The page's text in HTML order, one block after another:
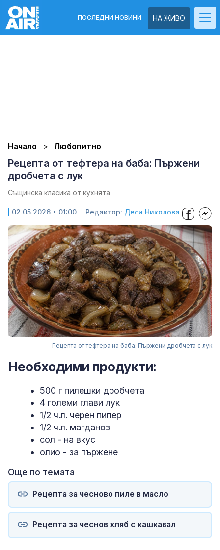
НА ЖИВО
ПОСЛЕДНИ НОВИНИ
Начало Любопитно
Рецепта от тефтера на баба: Пържени
дробчета с лук
Същинска класика от кухнята
02.05.2026 • 01:00 Редактор: Деси Николова
Рецепта от тефтера на баба: Пържени дробчета с лук
Необходими продукти:
500 г пилешки дробчета
4 големи глави лук
1/2 ч.л. черен пипер
1/2 ч.л. магданоз
сол - на вкус
олио - за пържене
Още по темата
Рецепта за чесново пиле в масло
Рецепта за чеснов хляб с кашкавал